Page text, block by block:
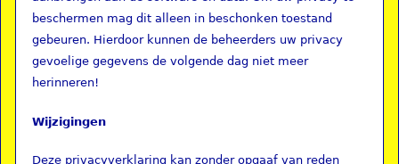
beschermen mag dit alleen in beschonken toestand
gebeuren. Hierdoor kunnen de beheerders uw privacy
gevoelige gegevens de volgende dag niet meer
herinneren!
Wijzigingen
Deze privacyverklaring kan zonder opgaaf van reden